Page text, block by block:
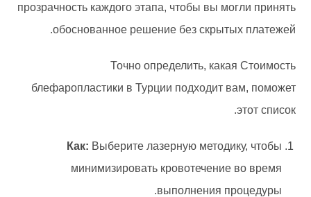
прозрачность каждого этапа, чтобы вы могли принять
обоснованное решение без скрытых платежей.
Точно определить, какая Стоимость
блефаропластики в Турции подходит вам, поможет
этот список.
Как:Выберите лазерную методику, чтобы
минимизировать кровотечение во время
выполнения процедуры.